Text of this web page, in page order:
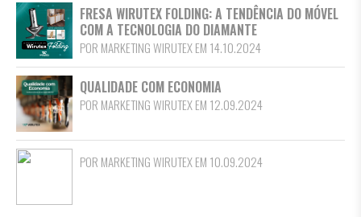
FRESA WIRUTEX FOLDING: A TENDÊNCIA DO MÓVEL
COM A TECNOLOGIA DO DIAMANTE
POR MARKETING WIRUTEX EM 14.10.2024
QUALIDADE COM ECONOMIA
POR MARKETING WIRUTEX EM 12.09.2024
POR MARKETING WIRUTEX EM 10.09.2024